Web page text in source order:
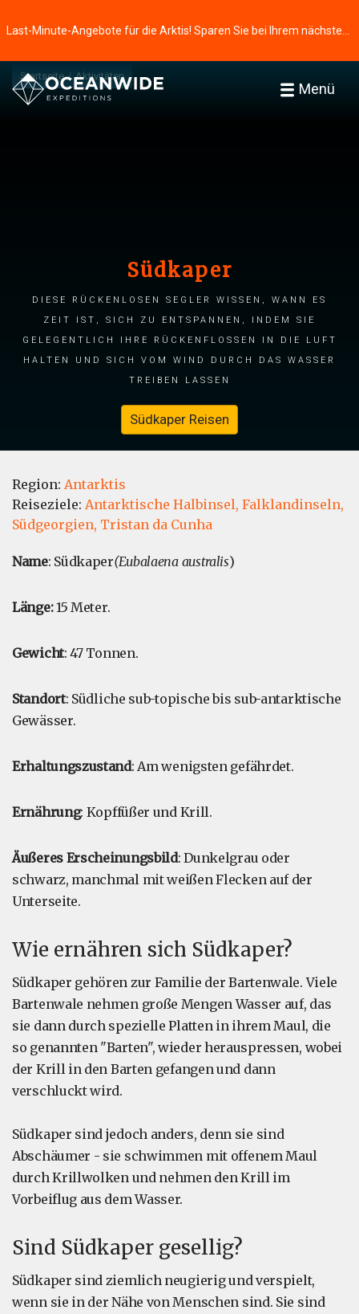
Menü
Startseite Aktivitäten
Südkaper
Diese rückenlosen Segler wissen, wann es
Zeit ist, sich zu entspannen, indem sie
gelegentlich ihre Rückenflossen in die Luft
halten und sich vom Wind durch das Wasser
treiben lassen
Südkaper Reisen
Region: Antarktis
Reiseziele: Antarktische Halbinsel, Falklandinseln,
Südgeorgien, Tristan da Cunha
Name: Südkaper(Eubalaena australis)
Länge:15 Meter.
Gewicht: 47 Tonnen.
Standort: Südliche sub-topische bis sub-antarktische
Gewässer.
Erhaltungszustand: Am wenigsten gefährdet.
Ernährung: Kopffüßer und Krill.
Äußeres Erscheinungsbild: Dunkelgrau oder
schwarz, manchmal mit weißen Flecken auf der
Unterseite.
Wie ernähren sich Südkaper?
Südkaper gehören zur Familie der Bartenwale. Viele
Bartenwale nehmen große Mengen Wasser auf, das
sie dann durch spezielle Platten in ihrem Maul, die
so genannten "Barten", wieder herauspressen, wobei
der Krill in den Barten gefangen und dann
verschluckt wird.
Südkaper sind jedoch anders, denn sie sind
Abschäumer - sie schwimmen mit offenem Maul
durch Krillwolken und nehmen den Krill im
Vorbeiflug aus dem Wasser.
Sind Südkaper gesellig?
Südkaper sind ziemlich neugierig und verspielt,
wenn sie in der Nähe von Menschen sind. Sie sind